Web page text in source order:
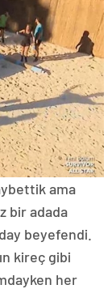
ama
bir adada
beyefendi.
kireç gibi
her